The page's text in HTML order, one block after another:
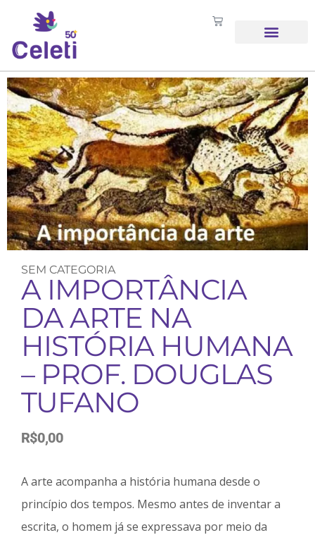
SEM CATEGORIA
A IMPORTÂNCIA
DA ARTE NA
HISTÓRIA HUMANA
– PROF. DOUGLAS
TUFANO
R$0,00
A arte acompanha a história humana desde o
princípio dos tempos. Mesmo antes de inventar a
escrita, o homem já se expressava por meio da